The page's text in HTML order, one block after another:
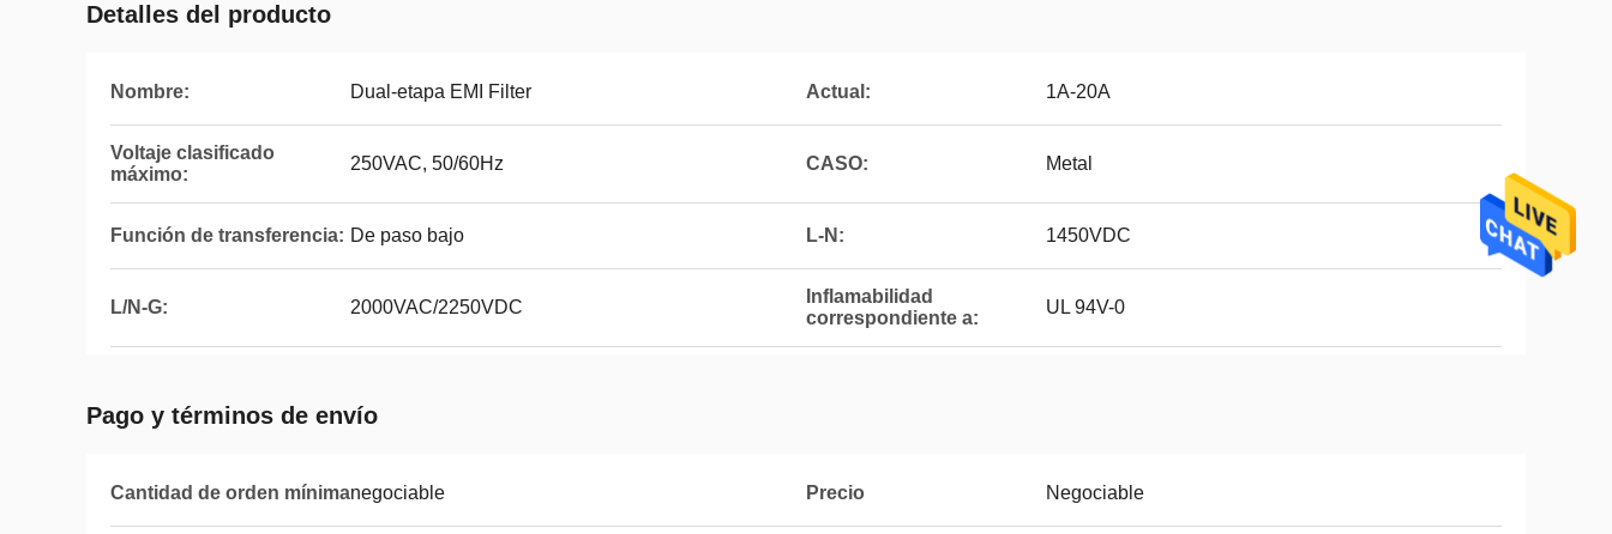
Detalles del producto
Nombre: Dual-etapa EMI Filter Actual: 1A-20A
Voltaje clasificado
máximo:
250VAC, 50/60Hz CASO: Metal
Función de transferencia: De paso bajo L-N: 1450VDC
L/N-G: 2000VAC/2250VDC
Inflamabilidad
correspondiente a:
UL 94V-0
Pago y términos de envío
Cantidad de orden mínimanegociable Precio Negociable